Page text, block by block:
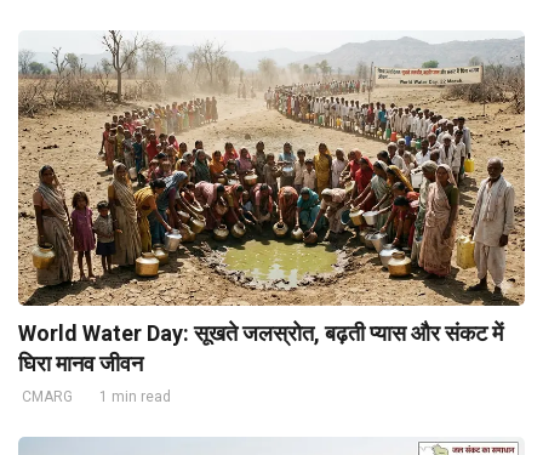
World Water Day: सूखते जलस्रोत, बढ़ती प्यास और संकट में
घिरा मानव जीवन
CMARG 1 min read